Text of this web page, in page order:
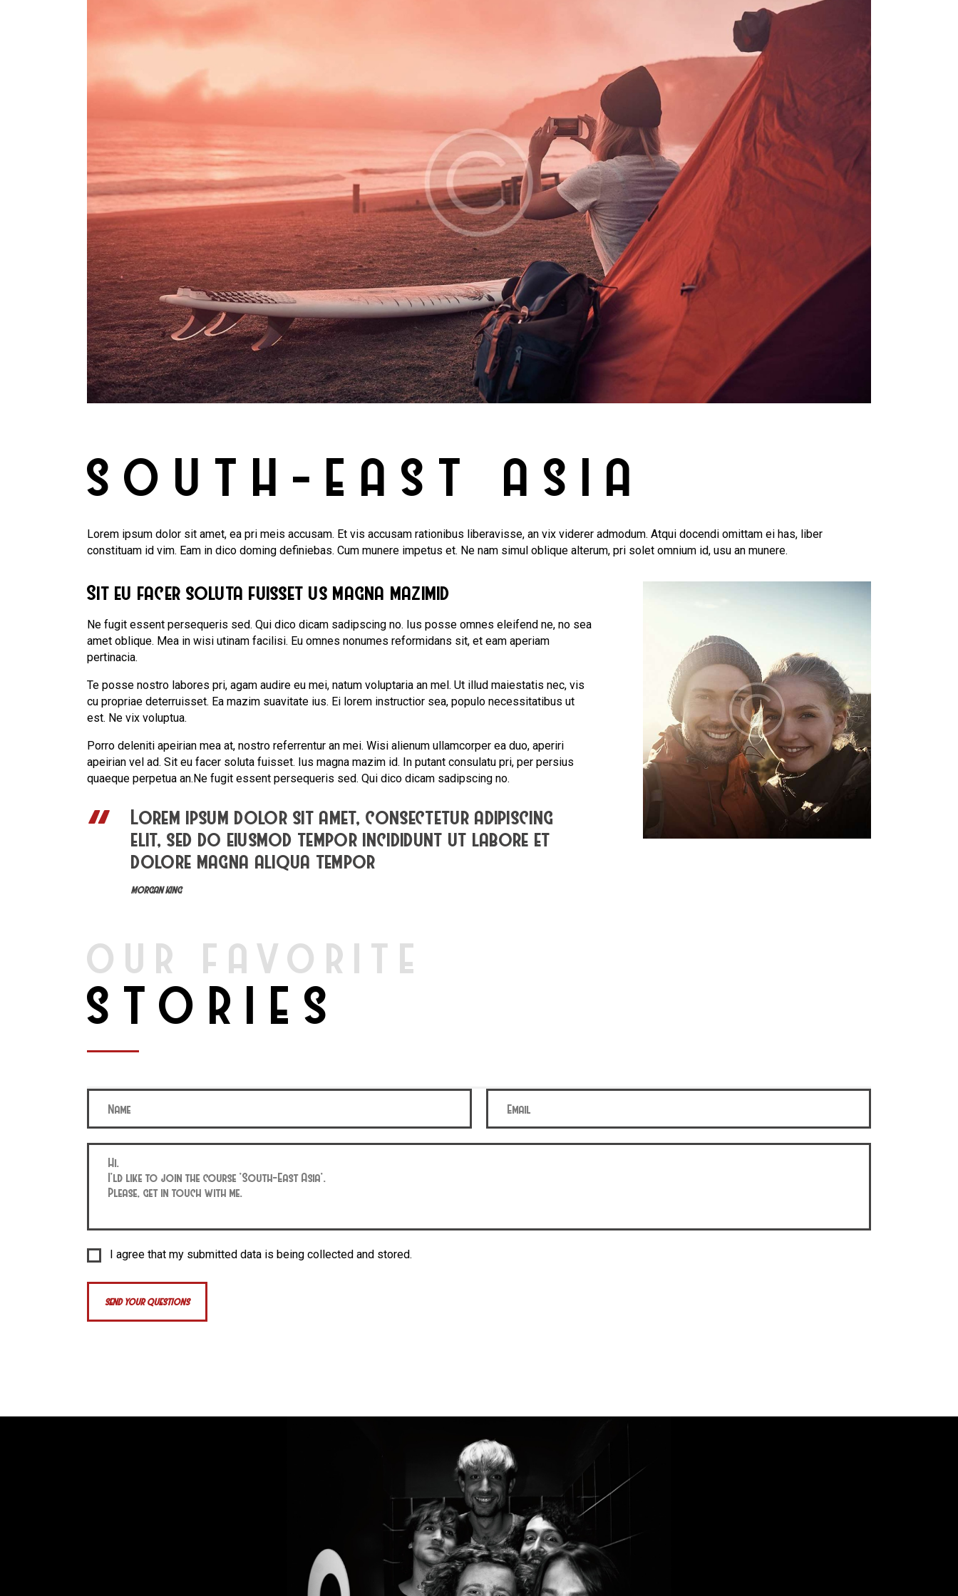
SOUTH-EAST ASIA
Lorem ipsum dolor sit amet, ea pri meis accusam. Et vis accusam rationibus liberavisse, an vix viderer admodum. Atqui docendi omittam ei has, liber
constituam id vim. Eam in dico doming definiebas. Cum munere impetus et. Ne nam simul oblique alterum, pri solet omnium id, usu an munere.
Sit eu facer soluta fuisset us magna mazimid
Ne fugit essent persequeris sed. Qui dico dicam sadipscing no. Ius posse omnes eleifend ne, no sea
amet oblique. Mea in wisi utinam facilisi. Eu omnes nonumes reformidans sit, et eam aperiam
pertinacia.
Te posse nostro labores pri, agam audire eu mei, natum voluptaria an mel. Ut illud maiestatis nec, vis
cu propriae deterruisset. Ea mazim suavitate ius. Ei lorem instructior sea, populo necessitatibus ut
est. Ne vix voluptua.
Porro deleniti apeirian mea at, nostro referrentur an mei. Wisi alienum ullamcorper ea duo, aperiri
apeirian vel ad. Sit eu facer soluta fuisset. Ius magna mazim id. In putant consulatu pri, per persius
quaeque perpetua an.Ne fugit essent persequeris sed. Qui dico dicam sadipscing no.
Lorem ipsum dolor sit amet, consectetur adipiscing
elit, sed do eiusmod tempor incididunt ut labore et
dolore magna aliqua tempor
MORGAN KING
OUR FAVORITE
STORIES
I agree that my submitted data is being collected and stored.